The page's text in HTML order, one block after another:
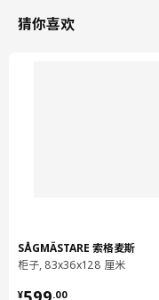
设计师理念
猜你喜欢
SÅGMÄSTARE 索格麦斯
柜子, 83x36x128 厘米
¥ .00
¥ 599.00